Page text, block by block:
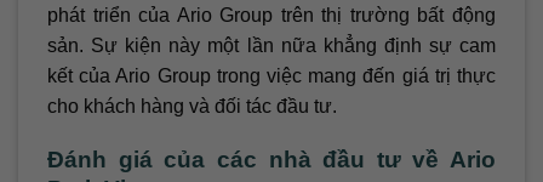
phát triển của Ario Group trên thị trường bất động
sản. Sự kiện này một lần nữa khẳng định sự cam
kết của Ario Group trong việc mang đến giá trị thực
cho khách hàng và đối tác đầu tư.
Đánh giá của các nhà đầu tư về Ario